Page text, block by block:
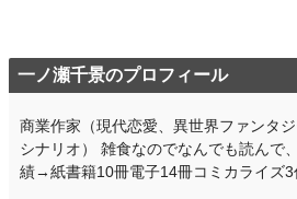
一ノ瀬千景のプロフィール
商業作家（現代恋愛、異世界ファンタ
シナリオ） 雑食なのでなんでも読んで
績→紙書籍10冊電子14冊コミカライズ3